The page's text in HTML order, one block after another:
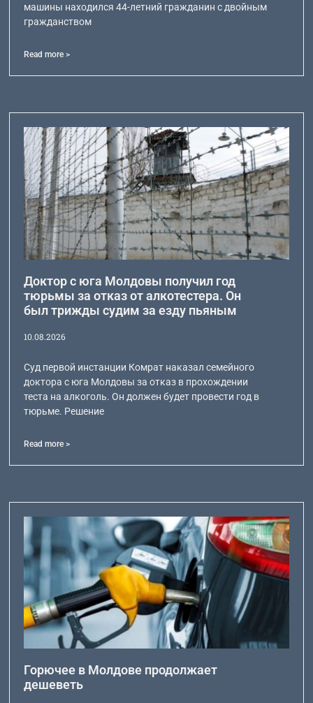
машины находился 44-летний гражданин с двойным
гражданством
Read more >
Доктор с юга Молдовы получил год
тюрьмы за отказ от алкотестера. Он
был трижды судим за езду пьяным
10.08.2026
Суд первой инстанции Комрат наказал семейного
доктора с юга Молдовы за отказ в прохождении
теста на алкоголь. Он должен будет провести год в
тюрьме. Решение
Read more >
Горючее в Молдове продолжает
дешеветь